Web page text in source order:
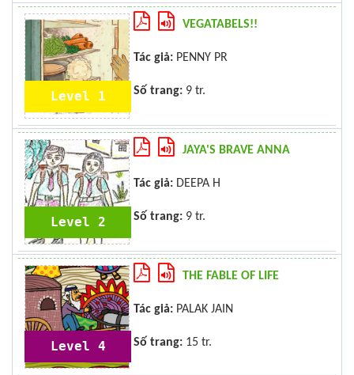
Level 1
VEGATABELS!!
Tác giả: PENNY PR
Số trang: 9 tr.
Level 2
JAYA'S BRAVE ANNA
Tác giả: DEEPA H
Số trang: 9 tr.
Level 4
THE FABLE OF LIFE
Tác giả: PALAK JAIN
Số trang: 15 tr.